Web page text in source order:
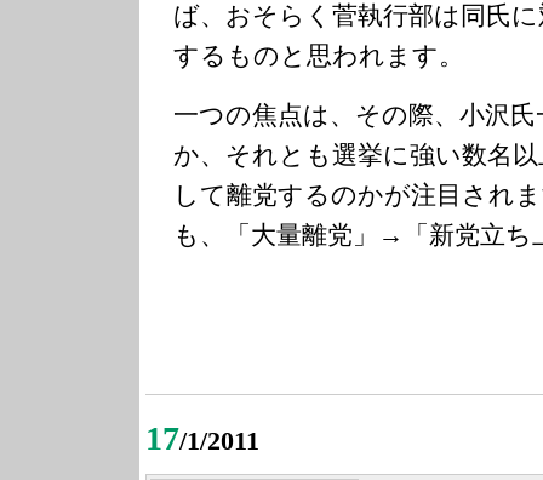
ば、おそらく菅執行部は同氏
するものと思われます。
一つの焦点は、その際、小沢
か、それとも選挙に強い数名
して離党するのかが注目され
も、「大量離党」→「新党立
17/1/2011